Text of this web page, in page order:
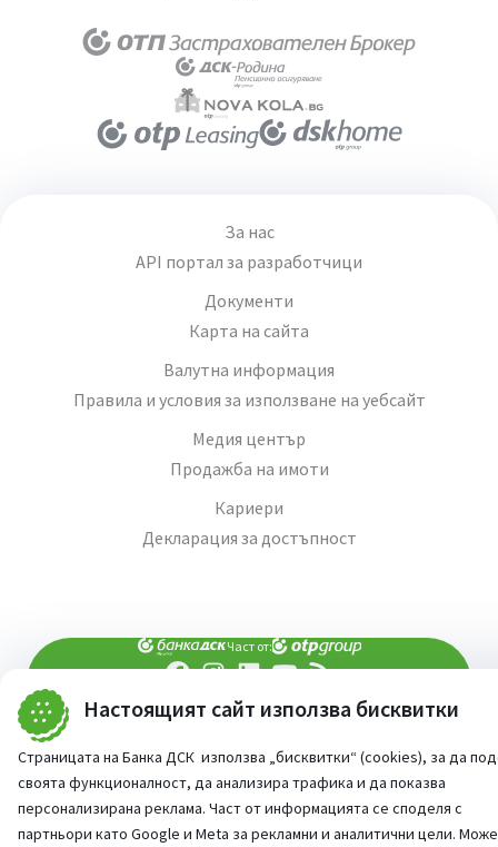
Настоящият сайт използва бисквитки
Страницата на Банка ДСК използва „бисквитки“ (cookies), за да
своята функционалност, да анализира трафика и да показва
персонализирана реклама. Част от информацията се споделя с
партньори като Google и Meta за рекламни и аналитични цели.
За нас
API портал за разработчици
Документи
Карта на сайта
Валутна информация
Правила и условия за използване на уебсайт
Медия център
Продажба на имоти
Кариери
Декларация за достъпност
Част от:
При въпроси -попитай AI асистента ни
©2026 Всички права запазени
Сайт от:StudioX